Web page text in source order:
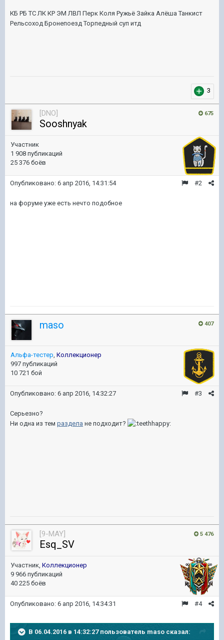
КБ РБ ТС ЛК КР ЭМ ЛВЛ Перк Коля Ружьё Зайка Алёша Танкист
Рельсоход Бронепоезд Торпедный суп итд
3
675
[DNO]
Sooshnyak
Участник
1 908 публикаций
25 376 боёв
#2
Опубликовано: 6 апр 2016, 14:31:54
на форуме уже есть нечто подобное
407
maso
Альфа-тестер Коллекционер
997 публикаций
10 721 бой
#3
Опубликовано: 6 апр 2016, 14:32:27
Серьезно?
Ни одна из тем раздела не подходит?
5 476
[9-MAY]
Esq_SV
Участник, Коллекционер
9 966 публикаций
40 225 боёв
#4
Опубликовано: 6 апр 2016, 14:34:31
В 06.04.2016 в 14:32:27 пользователь maso сказал: